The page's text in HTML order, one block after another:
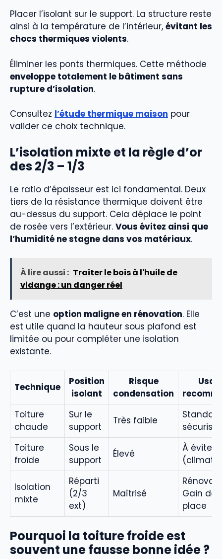
Placer l’isolant sur le support. La structure reste
ainsi à la température de l’intérieur, évitant les
chocs thermiques violents.
Éliminer les ponts thermiques. Cette méthode
enveloppe totalement le bâtiment sans
rupture d’isolation.
Consultez l’étude thermique maison pour
valider ce choix technique.
L’isolation mixte et la règle d’or
des 2/3 – 1/3
Le ratio d’épaisseur est ici fondamental. Deux
tiers de la résistance thermique doivent être
au-dessus du support. Cela déplace le point
de rosée vers l’extérieur. Vous évitez ainsi que
l’humidité ne stagne dans vos matériaux.
À lire aussi : Traiter le bois à l'huile de
vidange : un danger réel
C’est une option maligne en rénovation. Elle
est utile quand la hauteur sous plafond est
limitée ou pour compléter une isolation
existante.
Technique
Position
isolant
Risque
condensation
Toiture
chaude
Sur le
support
Très faible
sécurisé
Toiture
froide
Sous le
support
Élevé
À éviter
(climat
Isolation
mixte
Réparti
(2/3
ext)
Maîtrisé
Gain de
place
Pourquoi la toiture froide est
souvent une fausse bonne idée ?